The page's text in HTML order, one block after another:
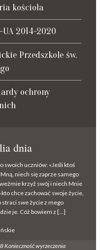
kościoła
UA 2014-2020
Przedszkole św.
ochrony
dnia
swoich uczniów: «Jeśli ktoś
Mną, niech się zaprze samego
krzyż swój i niech Mnie
kto chce zachować swoje życie,
straci swe życie z mego
je. Cóż bowiem z […]
Konieczność wyrzeczenia